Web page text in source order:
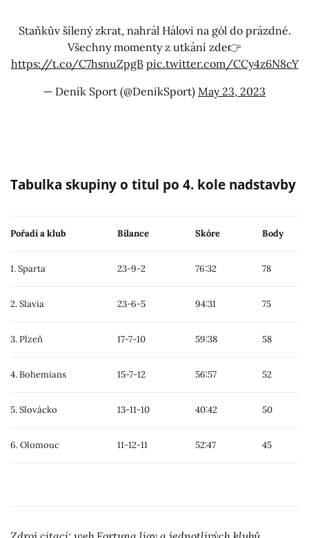
Staňkův šílený zkrat, nahrál Hálovi na gól do prázdné.
Všechny momenty z utkání zde👉
https://t.co/C7hsnuZpgB pic.twitter.com/CCy4z6N8cY
— Deník Sport (@DenikSport) May 23, 2023
Tabulka skupiny o titul po 4. kole nadstavby
Pořadí a klub Bilance Skóre Body
1. Sparta 23-9-2 76:32 78
2. Slavia 23-6-5 94:31 75
3. Plzeň 17-7-10 59:38 58
4. Bohemians 15-7-12 56:57 52
5. Slovácko 13-11-10 40:42 50
6. Olomouc 11-12-11 52:47 45